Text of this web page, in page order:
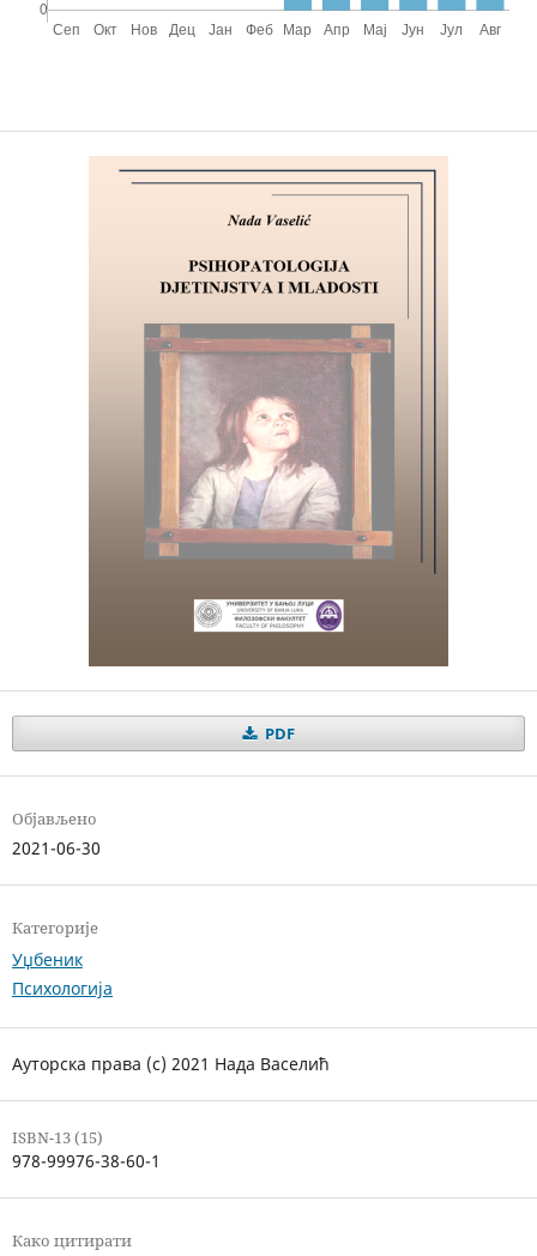
PDF
Објављено
2021-06-30
Категорије
Уџбеник
Психологија
Ауторска права (c) 2021 Нада Васелић
ISBN-13 (15)
978-99976-38-60-1
Како цитирати